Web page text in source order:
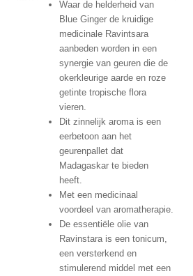
Waar de helderheid van
Blue Ginger de kruidige
medicinale Ravintsara
aanbeden worden in een
synergie van geuren die de
okerkleurige aarde en roze
getinte tropische flora
vieren.
Dit zinnelijk aroma is een
eerbetoon aan het
geurenpallet dat
Madagaskar te bieden
heeft.
Met een medicinaal
voordeel van aromatherapie.
De essentiële olie van
Ravinstara is een tonicum,
een versterkend en
stimulerend middel met een